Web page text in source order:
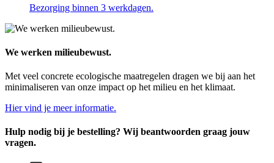
Bezorging binnen 3 werkdagen.
We werken milieubewust.
Met veel concrete ecologische maatregelen dragen we bij aan het
minimaliseren van onze impact op het milieu en het klimaat.
Hier vind je meer informatie.
Hulp nodig bij je bestelling? Wij beantwoorden graag jouw
vragen.